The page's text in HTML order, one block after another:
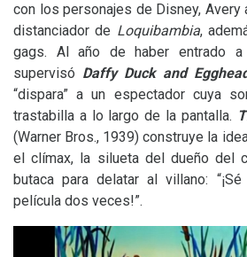
con los personajes de Disney,
distanciador de Loquibambia,
gags. Al año de haber entrado
supervisó Daffy Duck and
“dispara” a un espectador cuya
trastabilla a lo largo de la pantalla.
(Warner Bros., 1939) construye la
el clímax, la silueta del dueño del
butaca para delatar al villano:
película dos veces!”.